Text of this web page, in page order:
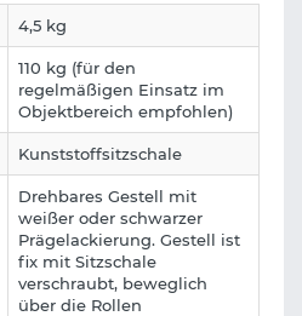
4,5 kg
110 kg (für den
regelmäßigen Einsatz im
Objektbereich empfohlen)
Kunststoffsitzschale
Drehbares Gestell mit
weißer oder schwarzer
Prägelackierung. Gestell ist
fix mit Sitzschale
verschraubt, beweglich
über die Rollen